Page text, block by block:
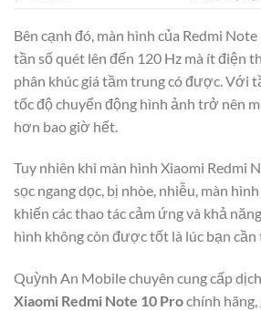
Bên cạnh đó, màn hình của Redmi
tần số quét lên đến 120 Hz mà ít điện
phân khúc giá tầm trung có được. Với
tốc độ chuyển động hình ảnh trở nên
hơn bao giờ hết.
Tuy nhiên khi màn hình Xiaomi Redmi
sọc ngang dọc, bị nhòe, nhiễu, màn
khiến các thao tác cảm ứng và khả
hình không còn được tốt là lúc bạn cần
Quỳnh An Mobile chuyên cung cấp
Xiaomi Redmi Note 10 Prochính